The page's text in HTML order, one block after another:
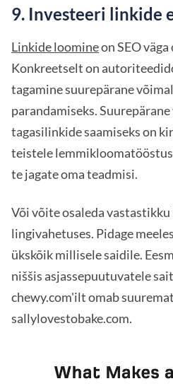
9. Investeeri linkide
Linkide loomineon SEO
Konkreetselt on
tagamine suurepärane
parandamiseks.
tagasilinkide saamiseks on
teistele
te jagate oma teadmisi.
Või võite osaleda vastastikku
lingivahetuses. Pidage
ükskõik millisele saidile.
niššis asjassepuutuvatele
chewy.com'ilt omab
sallylovestobake.com.